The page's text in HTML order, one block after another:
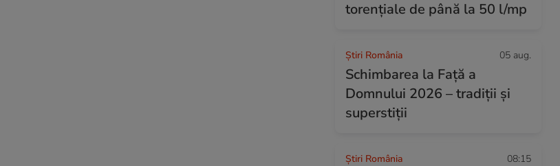
torențiale de până la 50 l/mp
Știri România 05 aug.
Schimbarea la Față a
Domnului 2026 – tradiții și
superstiții
Știri România 08:15